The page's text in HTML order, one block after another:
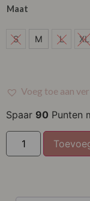
Maat
S
XXL
XXXL
S M L XL
Voeg toe aan
Spaar 90 Punten